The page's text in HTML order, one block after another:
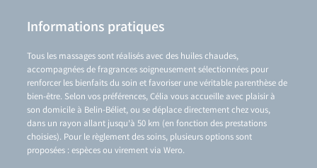
Informations pratiques
Tous les massages sont réalisés avec des huiles chaudes,
accompagnées de fragrances soigneusement sélectionnées pour
renforcer les bienfaits du soin et favoriser une véritable parenthèse de
bien-être. Selon vos préférences, Célia vous accueille avec plaisir à
son domicile à Belin-Béliet, ou se déplace directement chez vous,
dans un rayon allant jusqu’à 50 km (en fonction des prestations
choisies). Pour le règlement des soins, plusieurs options sont
proposées : espèces ou virement via Wero.